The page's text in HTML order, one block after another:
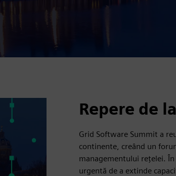
Repere de
Grid Software Summit a
continente, creând un
managementului rețelei.
urgentă de a extinde